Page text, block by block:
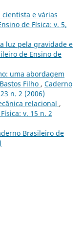
cientista e várias
de Física: v. 5,
luz pela gravidade e
de Ensino de
uma abordagem
Filho , Caderno
n. 2 (2006)
relacional ,
v. 15 n. 2
Brasileiro de